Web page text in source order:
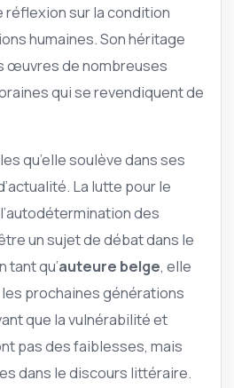
sur la condition
humaines. Son héritage
œuvres de nombreuses
qui se revendiquent de
qu’elle soulève dans ses
La lutte pour le
des
un sujet de débat dans le
tant qu’auteure belge, elle
prochaines générations
que la vulnérabilité et
pas des faiblesses, mais
dans le discours littéraire.